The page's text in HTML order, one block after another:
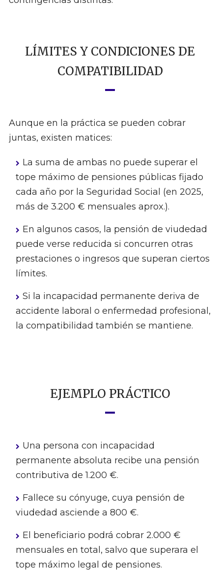
LÍMITES Y CONDICIONES DE
COMPATIBILIDAD
Aunque en la práctica se pueden cobrar
juntas, existen matices:
La suma de ambas no puede superar el
tope máximo de pensiones públicas fijado
cada año por la Seguridad Social (en 2025,
más de 3.200 € mensuales aprox.).
En algunos casos, la pensión de viudedad
puede verse reducida si concurren otras
prestaciones o ingresos que superan ciertos
límites.
Si la incapacidad permanente deriva de
accidente laboral o enfermedad profesional,
la compatibilidad también se mantiene.
EJEMPLO PRÁCTICO
Una persona con incapacidad
permanente absoluta recibe una pensión
contributiva de 1.200 €.
Fallece su cónyuge, cuya pensión de
viudedad asciende a 800 €.
El beneficiario podrá cobrar 2.000 €
mensuales en total, salvo que superara el
tope máximo legal de pensiones.